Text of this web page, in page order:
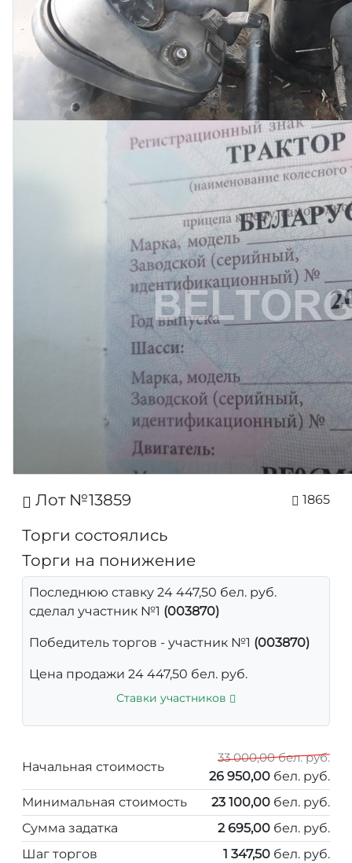
Лот №13859 1865
Торги состоялись
Торги на понижение
Последнюю ставку 24 447,50 бел. руб.
сделал участник №1 (003870)
Победитель торгов - участник №1 (003870)
Цена продажи 24 447,50 бел. руб.
Ставки участников
Начальная стоимость
33 000,00 бел. руб.
26 950,00 бел. руб.
Минимальная стоимость
23 100,00 бел. руб.
Сумма задатка
2 695,00 бел. руб.
Шаг торгов
1 347,50 бел. руб.